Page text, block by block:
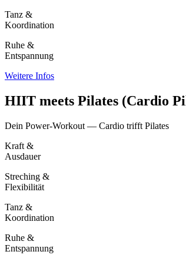
Tanz &
Koordination
Ruhe &
Entspannung
Weitere Infos
HIIT meets Pilates (Cardio
Dein Power-Workout — Cardio trifft Pilates
Kraft &
Ausdauer
Streching &
Flexibilität
Tanz &
Koordination
Ruhe &
Entspannung